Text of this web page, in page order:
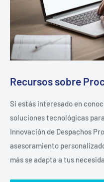
Recursos sobre
Si estás interesado en
soluciones tecnológicas
Innovación de Despachos
asesoramiento
más se adapta a tus